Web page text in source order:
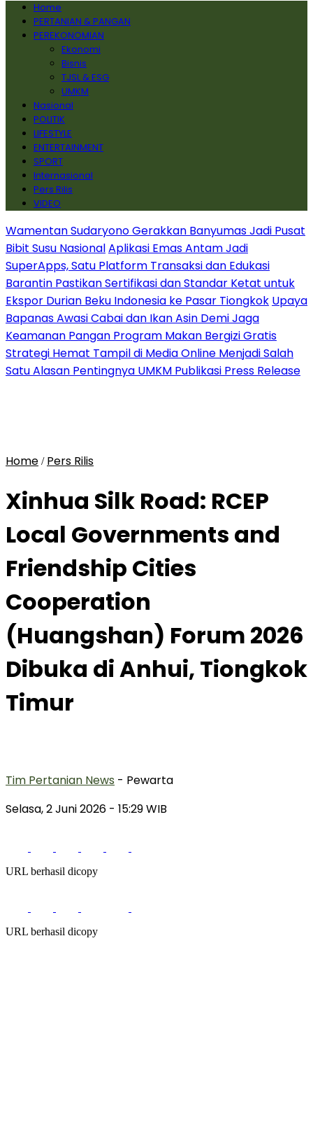
Home
PERTANIAN & PANGAN
PEREKONOMIAN
Ekonomi
Bisnis
TJSL & ESG
UMKM
Nasional
POLITIK
LIFESTYLE
ENTERTAINMENT
SPORT
Internasional
Pers Rilis
VIDEO
Wamentan Sudaryono Gerakkan Banyumas Jadi Pusat
Bibit Susu NasionalAplikasi Emas Antam Jadi
SuperApps, Satu Platform Transaksi dan Edukasi
Barantin Pastikan Sertifikasi dan Standar Ketat untuk
Ekspor Durian Beku Indonesia ke Pasar Tiongkok Upaya
Bapanas Awasi Cabai dan Ikan Asin Demi Jaga
Keamanan Pangan Program Makan Bergizi Gratis
Strategi Hemat Tampil di Media Online Menjadi Salah
Satu Alasan Pentingnya UMKM Publikasi Press Release
Home / Pers Rilis
Xinhua Silk Road: RCEP
Local Governments and
Friendship Cities
Cooperation
(Huangshan) Forum 2026
Dibuka di Anhui, Tiongkok
Timur
Tim Pertanian News - Pewarta
Selasa, 2 Juni 2026 - 15:29 WIB
URL berhasil dicopy
URL berhasil dicopy